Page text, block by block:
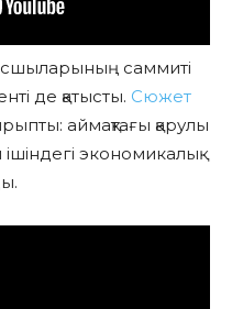
саммиті
де қатысты. Сюжет
аймақтағы қарулы
экономикалық